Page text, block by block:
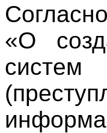
«О
систем